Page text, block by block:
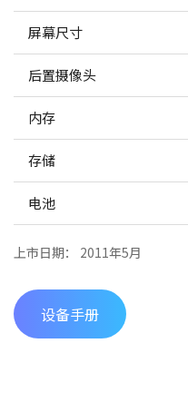
屏幕尺寸
后置摄像头
内存
存储
电池
上市日期： 2011年5月
设备手册